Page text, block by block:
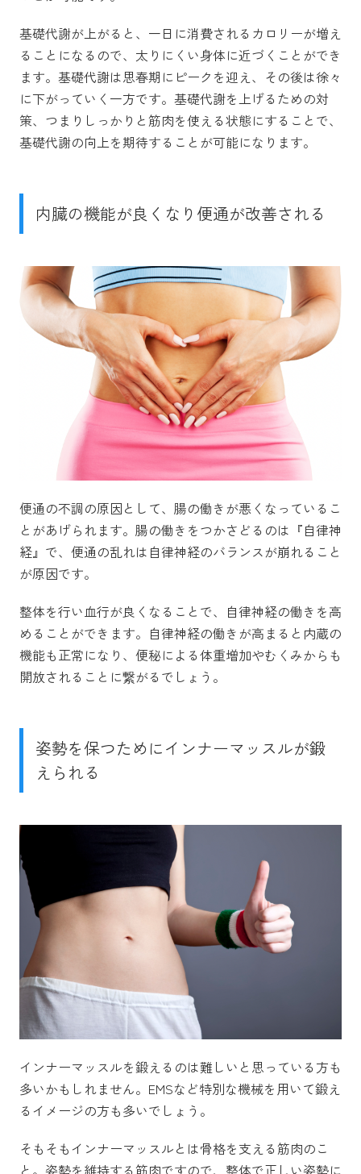
基礎代謝が上がると、一日に消費されるカロリーが増え
ることになるので、太りにくい身体に近づくことができ
ます。基礎代謝は思春期にピークを迎え、その後は徐々
に下がっていく一方です。基礎代謝を上げるための対
策、つまりしっかりと筋肉を使える状態にすることで、
基礎代謝の向上を期待することが可能になります。
内臓の機能が良くなり便通が改善される
便通の不調の原因として、腸の働きが悪くなっているこ
とがあげられます。腸の働きをつかさどるのは『自律神
経』で、便通の乱れは自律神経のバランスが崩れること
が原因です。
整体を行い血行が良くなることで、自律神経の働きを高
めることができます。自律神経の働きが高まると内蔵の
機能も正常になり、便秘による体重増加やむくみからも
開放されることに繋がるでしょう。
姿勢を保つためにインナーマッスルが鍛
えられる
インナーマッスルを鍛えるのは難しいと思っている方も
多いかもしれません。EMSなど特別な機械を用いて鍛え
るイメージの方も多いでしょう。
そもそもインナーマッスルとは骨格を支える筋肉のこ
と。姿勢を維持する筋肉ですので、整体で正しい姿勢に